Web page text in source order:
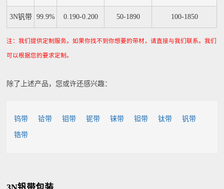
3N钒带 99.9% 0.190-0.200 50-1890 100-1850
注：我们提供定制服务。如果你找不到你想要的带材，请直接与我们联系。我们
可以根据您的要求定制。
除了上述产品，您或许还感兴趣：
钨带 铪带 钼带 铌带 铼带 钽带 钛带 钒带
锆带